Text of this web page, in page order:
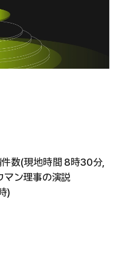
数(現地時間 8時30分,
ン理事の演説
)